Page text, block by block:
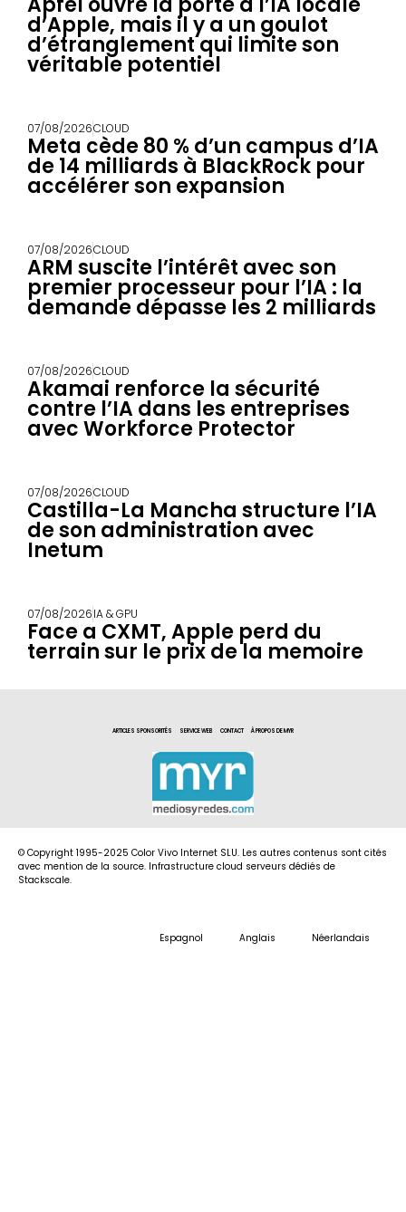
d’Apple, mais il y a un goulot
d’étranglement qui limite son
véritable potentiel
07/08/2026CLOUD
Meta cède 80 % d’un campus d’IA
de 14 milliards à BlackRock pour
accélérer son expansion
07/08/2026CLOUD
ARM suscite l’intérêt avec son
premier processeur pour l’IA : la
demande dépasse les 2 milliards
07/08/2026CLOUD
Akamai renforce la sécurité
contre l’IA dans les entreprises
avec Workforce Protector
07/08/2026CLOUD
Castilla-La Mancha structure l’IA
de son administration avec
Inetum
07/08/2026IA & GPU
Face a CXMT, Apple perd du
terrain sur le prix de la memoire
ARTICLES SPONSORITÉS SERVICE WEB CONTACT À PROPOS DE MYR
© Copyright 1995-2025 Color Vivo Internet SLU. Les autres contenus sont cités
avec mention de la source. Infrastructure cloud serveurs dédiés de
Stackscale.
Espagnol Anglais Néerlandais